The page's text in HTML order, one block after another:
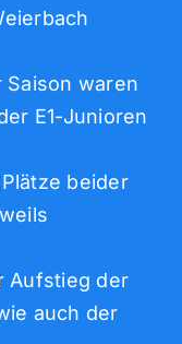
waren
E1-Junioren
beider
Aufstieg der
auch der